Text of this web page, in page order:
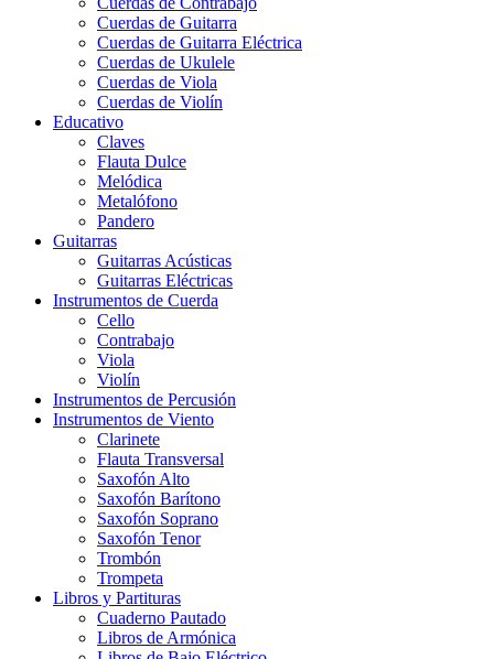
Cuerdas de Guitarra
Cuerdas de Guitarra Eléctrica
Cuerdas de Ukulele
Cuerdas de Viola
Cuerdas de Violín
Educativo
Claves
Flauta Dulce
Melódica
Metalófono
Pandero
Guitarras
Guitarras Acústicas
Guitarras Eléctricas
Instrumentos de Cuerda
Cello
Contrabajo
Viola
Violín
Instrumentos de Percusión
Instrumentos de Viento
Clarinete
Flauta Transversal
Saxofón Alto
Saxofón Barítono
Saxofón Soprano
Saxofón Tenor
Trombón
Trompeta
Libros y Partituras
Cuaderno Pautado
Libros de Armónica